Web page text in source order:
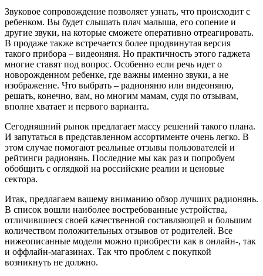
Звуковое сопровождение позволяет узнать, что происходит с
ребенком. Вы будет слышать плач малыша, его сопение и
другие звуки, на которые сможете оперативно отреагировать.
В продаже также встречается более продвинутая версия
такого прибора – видеоняня. Но практичность этого гаджета
многие ставят под вопрос. Особенно если речь идет о
новорожденном ребенке, где важны именно звуки, а не
изображение. Что выбрать – радионяню или видеоняню,
решать, конечно, вам, но многим мамам, судя по отзывам,
вполне хватает и первого варианта.
Сегодняшний рынок предлагает массу решений такого плана.
И запутаться в представленном ассортименте очень легко. В
этом случае помогают реальные отзывы пользователей и
рейтинги радионянь. Последние мы как раз и попробуем
обобщить с оглядкой на российские реалии и ценовые
сектора.
Итак, предлагаем вашему вниманию обзор лучших радионянь.
В список вошли наиболее востребованные устройства,
отличившиеся своей качественной составляющей и большим
количеством положительных отзывов от родителей. Все
нижеописанные модели можно приобрести как в онлайн-, так
и оффлайн-магазинах. Так что проблем с покупкой
возникнуть не должно.